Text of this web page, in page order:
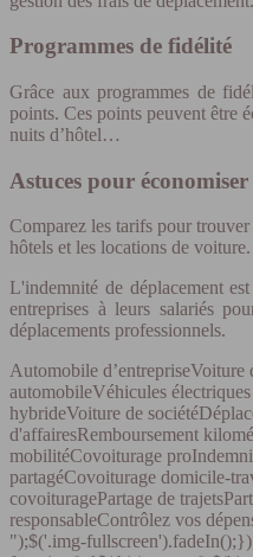
Programmes de fidélité
Grâce aux programmes de
points. Ces points peuvent être
nuits d’hôtel…
Astuces pour
Comparez les tarifs pour
hôtels et les locations de voiture.
L'indemnité de déplacement
entreprises à leurs salariés
déplacements professionnels.
Automobile d’entrepriseVoiture
automobileVéhicules
hybrideVoiture de
d'affairesRemboursement
mobilitéCovoiturage
partagéCovoiturage domicile-
covoituragePartage de
responsableContrôlez vos
");$('.img-